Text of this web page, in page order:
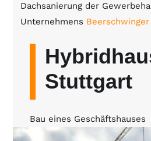
Dachsanierung der
Unternehmens Beerschwinger
Stuttgart
Bau eines Geschäftshauses